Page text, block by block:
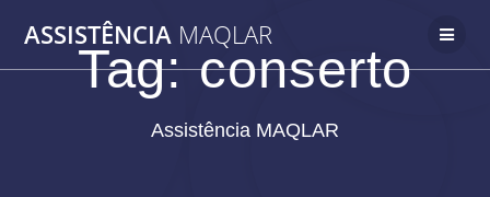
to
content
ASSISTÊNCIA MAQLAR
Tag:conserto
Assistência MAQLAR